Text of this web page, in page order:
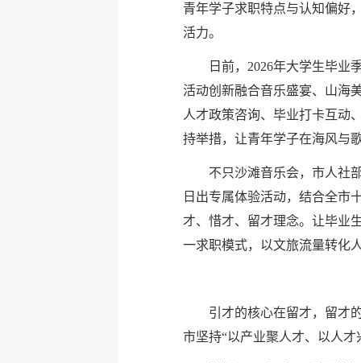
青年学子求职特点与认知偏好
活力。
日前，2026年大学生毕业
活动创新融合音乐盛宴、山海
人才政策咨询、毕业打卡互动
持举措，让青年学子在海风与
不只沙滩音乐会，市人社
日出专属体验活动，结合全市
才、惜才、留才理念。让毕业
一求职模式，以文旅流量转化
引才的核心在留才，留才
市坚持“以产业聚人才、以人